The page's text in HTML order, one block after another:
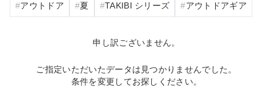
アウトドア 夏 TAKIBI シリーズ アウトドアギア
申し訳ございません。
ご指定いただいたデータは見つかりませんでした。
条件を変更してお探しください。